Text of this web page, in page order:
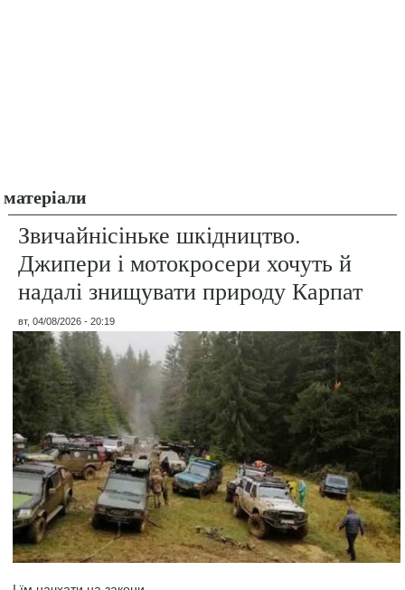
матеріали
Звичайнісіньке шкідництво.
Джипери і мотокросери хочуть й
надалі знищувати природу Карпат
вт, 04/08/2026 - 20:19